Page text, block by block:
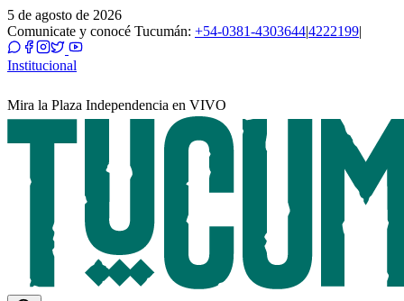
5 de agosto de 2026
Comunicate y conocé Tucumán: +54-0381-4303644|4222199|
Institucional
Mira la Plaza Independencia en VIVO